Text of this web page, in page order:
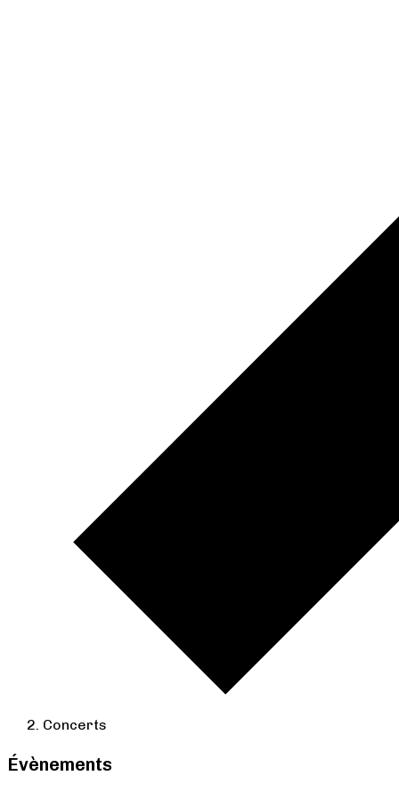
Concerts
Évènements